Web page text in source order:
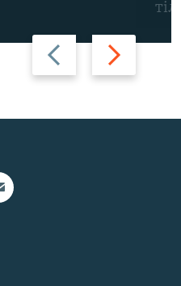
Назад Вперед